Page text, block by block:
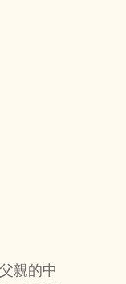
親的中